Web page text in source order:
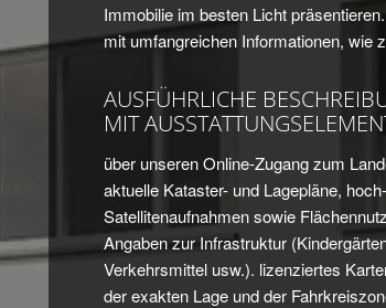
Immobilie im besten Licht
mit umfangreichen Informationen, wie
AUSFÜHRLICHE
MIT
über unseren Online-Zugang zum
aktuelle Kataster- und Lagepläne,
Satellitenaufnahmen sowie
Angaben zur Infrastruktur
Verkehrsmittel usw.). lizenziertes
der exakten Lage und der